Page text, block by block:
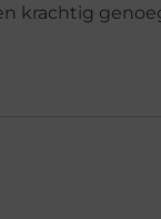
krachtig